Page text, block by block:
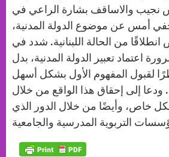
والاساقف بشارة الراعي في
أمس عن موضوع الدولة المدنية،
من الحالة اللبنانية. شدد في
اعتماد تعبير الدولة المدنية، بدل
نظرًا لقبول المفهوم الأول بشكل أسهل
إلى إحقاق هذا الواقع من خلال
خاص، وأيضًا من خلال الدور الذي